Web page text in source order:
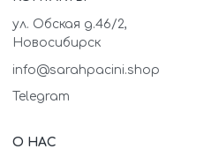
ул. Обская д.46/2,
Новосибирск
info@sarahpacini.shop
Telegram
О НАС